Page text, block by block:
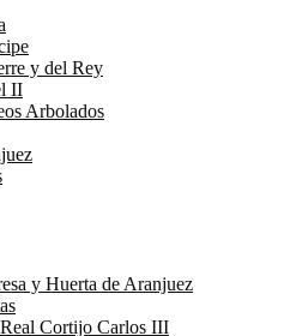
y del Rey
II
Arbolados
y Huerta de Aranjuez
Cortijo Carlos III